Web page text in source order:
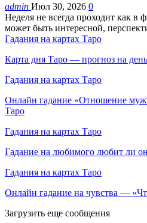
admin Июл 30, 2026 0
Неделя не всегда проходит как в
может быть интересной,
Гадания на картах Таро
Карта дня Таро — прогноз на день
Гадания на картах Таро
Онлайн гадание «Отношение
Таро
Гадания на картах Таро
Гадание на любимого любит ли
Гадания на картах Таро
Онлайн гадание на чувства —
Загрузить еще сообщения